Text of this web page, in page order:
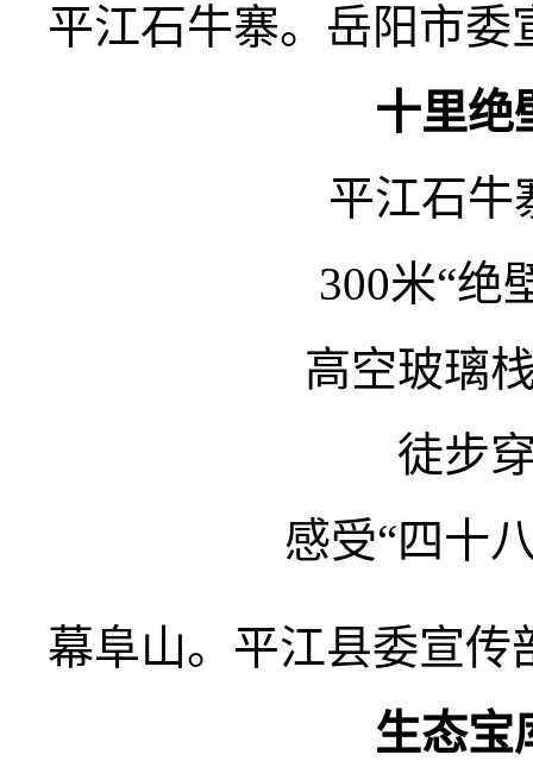
平江石牛寨。岳阳市委
十里绝
平江石牛
300米“绝
高空玻璃
徒步
感受“四十
幕阜山。平江县委宣传
生态宝